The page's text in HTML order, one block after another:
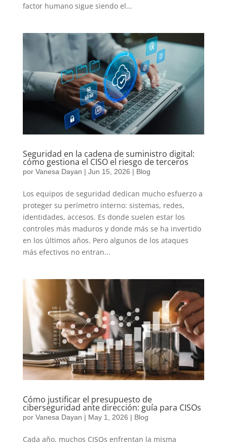
factor humano sigue siendo el...
Seguridad en la cadena de suministro digital:
cómo gestiona el CISO el riesgo de terceros
por Vanesa Dayan | Jun 15, 2026 | Blog
Los equipos de seguridad dedican mucho esfuerzo a
proteger su perímetro interno: sistemas, redes,
identidades, accesos. Es donde suelen estar los
controles más maduros y donde más se ha invertido
en los últimos años. Pero algunos de los ataques
más efectivos no entran...
Cómo justificar el presupuesto de
ciberseguridad ante dirección: guía para CISOs
por Vanesa Dayan | May 1, 2026 | Blog
Cada año, muchos CISOs enfrentan la misma